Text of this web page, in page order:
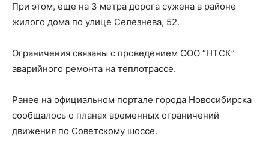
При этом, еще на 3 метра дорога сужена в районе
жилого дома по улице Селезнева, 52.
Ограничения связаны с проведением ООО “НТСК”
аварийного ремонта на теплотрассе.
Ранее на официальном портале города Новосибирска
сообщалось о планах временных ограничений
движения по Советскому шоссе.